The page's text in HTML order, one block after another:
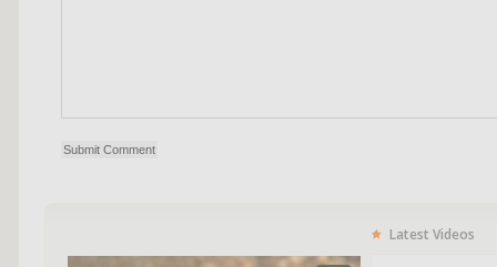
Latest Videos